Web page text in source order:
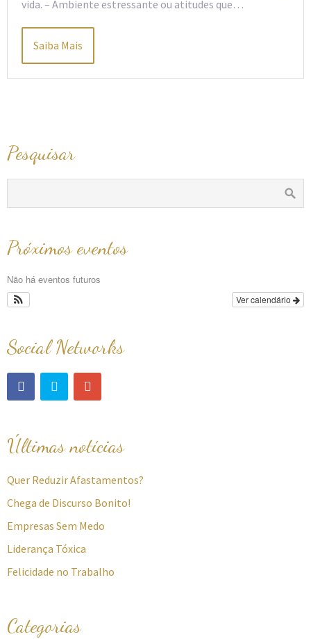
vida. – Ambiente estressante ou atitudes que…
Saiba Mais
Pesquisar
Próximos eventos
Não há eventos futuros
Ver calendário
Social Networks
Últimas notícias
Quer Reduzir Afastamentos?
Chega de Discurso Bonito!
Empresas Sem Medo
Liderança Tóxica
Felicidade no Trabalho
Categorias